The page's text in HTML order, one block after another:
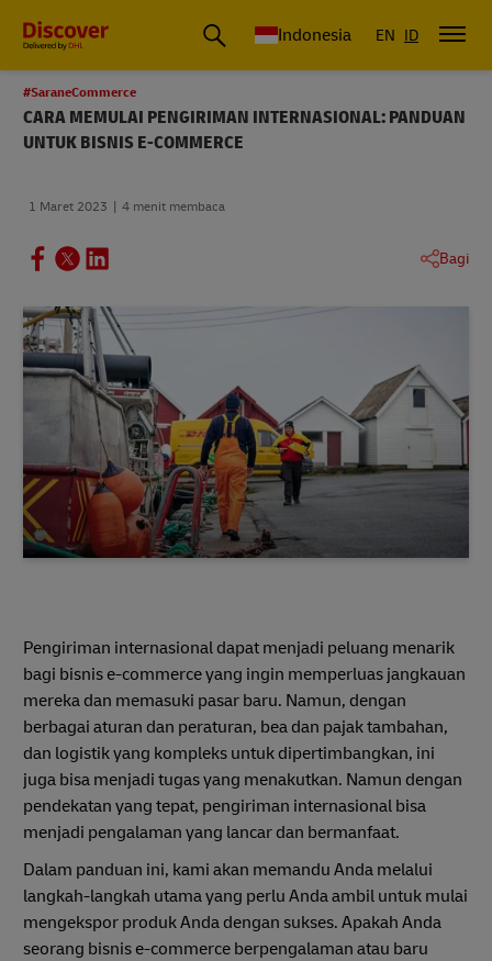
DHL Express Indonesia Indonesia EN ID
#SaraneCommerce
CARA MEMULAI PENGIRIMAN INTERNASIONAL: PANDUAN
UNTUK BISNIS E-COMMERCE
1 Maret 2023 4 menit membaca
Bagi
Pengiriman internasional dapat menjadi peluang menarik
bagi bisnis e-commerce yang ingin memperluas jangkauan
mereka dan memasuki pasar baru. Namun, dengan
berbagai aturan dan peraturan, bea dan pajak tambahan,
dan logistik yang kompleks untuk dipertimbangkan, ini
juga bisa menjadi tugas yang menakutkan. Namun dengan
pendekatan yang tepat, pengiriman internasional bisa
menjadi pengalaman yang lancar dan bermanfaat.
Dalam panduan ini, kami akan memandu Anda melalui
langkah-langkah utama yang perlu Anda ambil untuk mulai
mengekspor produk Anda dengan sukses. Apakah Anda
seorang bisnis e-commerce berpengalaman atau baru